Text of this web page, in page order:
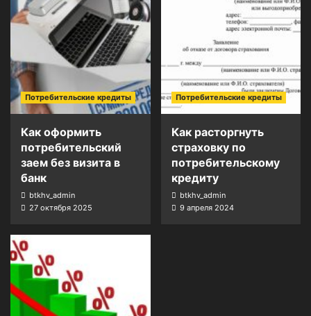
Потребительские кредиты
Как оформить
потребительский
заем без визита в
банк
btkhv_admin
27 октября 2025
Потребительские кредиты
Как расторгнуть
страховку по
потребительскому
кредиту
btkhv_admin
9 апреля 2024